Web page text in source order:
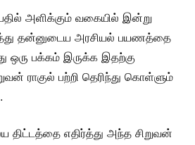
அளிக்கும் வகையில் இன்று
தன்னுடைய அரசியல் பயணத்தை
ஒரு பக்கம் இருக்க இதற்கு
ராகுல் பற்றி தெரிந்து கொள்ளும்
திட்டத்தை எதிர்த்து அந்த சிறுவன்